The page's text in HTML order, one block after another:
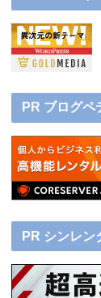
PR ブログペ
PR シンレン